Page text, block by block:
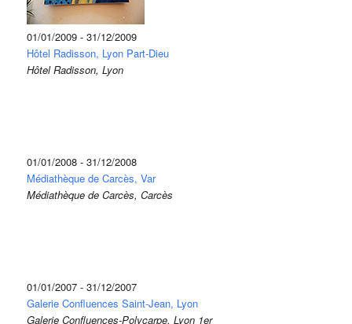
01/01/2009 - 31/12/2009
Hôtel Radisson, Lyon Part-Dieu
Hôtel Radisson, Lyon
01/01/2008 - 31/12/2008
Médiathèque de Carcès, Var
Médiathèque de Carcès, Carcès
01/01/2007 - 31/12/2007
Galerie Confluences Saint-Jean, Lyon
Galerie Confluences-Polycarpe, Lyon 1er